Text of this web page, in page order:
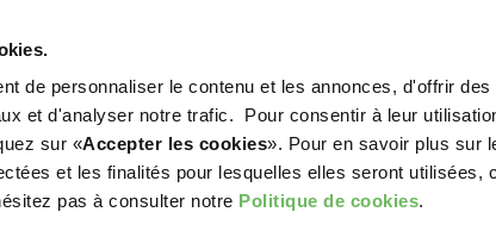
de personnaliser le contenu et les annonces, d'offrir des
et d'analyser notre trafic. Pour consentir à leur
sur «Accepter les cookies». Pour en savoir plus sur
et les finalités pour lesquelles elles seront utilisées,
pas à consulter notre Politique de cookies.
WORLD OF LOVE POUR VOTRE CHIEN